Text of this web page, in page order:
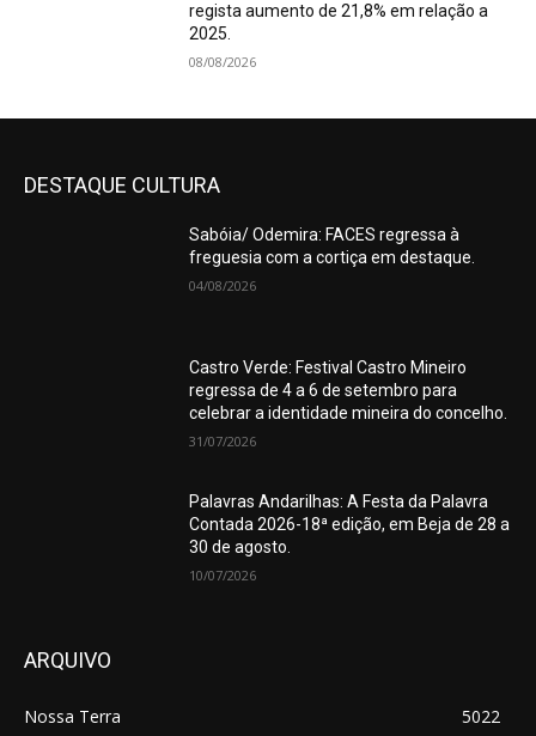
regista aumento de 21,8% em relação a
2025.
08/08/2026
DESTAQUE CULTURA
Sabóia/ Odemira: FACES regressa à
freguesia com a cortiça em destaque.
04/08/2026
Castro Verde: Festival Castro Mineiro
regressa de 4 a 6 de setembro para
celebrar a identidade mineira do concelho.
31/07/2026
Palavras Andarilhas: A Festa da Palavra
Contada 2026-18ª edição, em Beja de 28 a
30 de agosto.
10/07/2026
ARQUIVO
Nossa Terra
5022